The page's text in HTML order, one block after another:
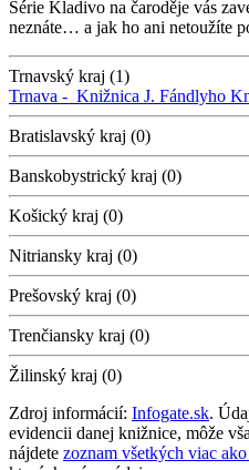
Série Kladivo na čaroděje vás
neznáte… a jak ho ani netoužíte
Trnavský kraj (1)
Trnava - Knižnica J. Fándlyho
Bratislavský kraj (0)
Banskobystrický kraj (0)
Košický kraj (0)
Nitriansky kraj (0)
Prešovský kraj (0)
Trenčiansky kraj (0)
Žilinský kraj (0)
Zdroj informácií: Infogate.sk.
evidencii danej knižnice, môže
nájdete zoznam všetkých viac